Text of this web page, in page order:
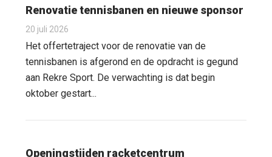
Renovatie tennisbanen en nieuwe sponsor
20 juli 2026
Het offertetraject voor de renovatie van de
tennisbanen is afgerond en de opdracht is gegund
aan Rekre Sport. De verwachting is dat begin
oktober gestart...
Openingstijden racketcentrum